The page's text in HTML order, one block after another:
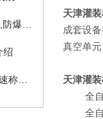
绍
天津灌
成套设
真空单
天津灌
全自动
全自动